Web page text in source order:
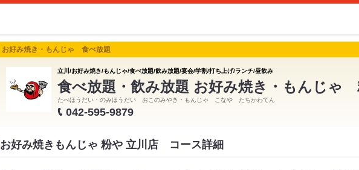
お好み焼き・もんじゃ 食べ放題
立川/お好み焼き/もんじゃ/食べ放題/飲み放題/宴会/学割/打ち上げ/ランチ/昼飲み
食べ放題・飲み放題 お好み焼き・もんじゃ
たべほうだい・のみほうだい おこのみやき・もんじゃ こなや たちかわてん
042-595-9879
お好み焼きもんじゃ 粉や 立川店 コース詳細